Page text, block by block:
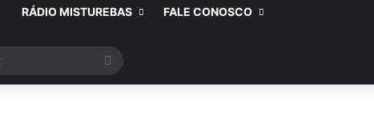
RÁDIO MISTUREBAS FALE CONOSCO
por